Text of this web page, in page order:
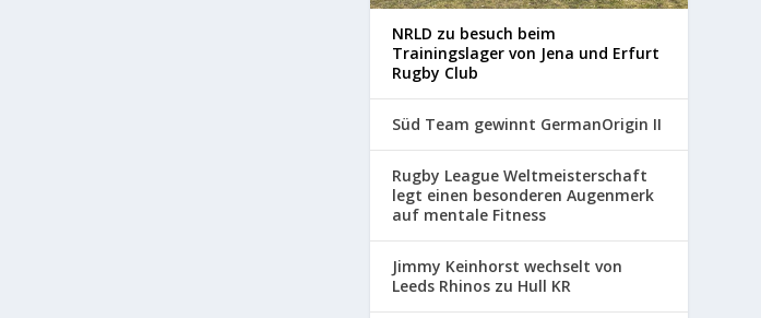
NRLD zu besuch beim
Trainingslager von Jena und Erfurt
Rugby Club
Süd Team gewinnt GermanOrigin II
Rugby League Weltmeisterschaft
legt einen besonderen Augenmerk
auf mentale Fitness
Jimmy Keinhorst wechselt von
Leeds Rhinos zu Hull KR